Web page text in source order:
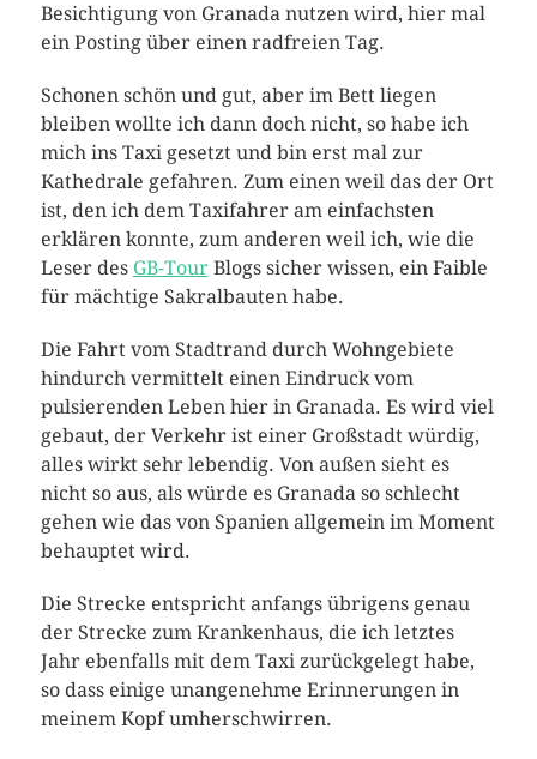
Besichtigung von Granada nutzen wird, hier mal
ein Posting über einen radfreien Tag.
Schonen schön und gut, aber im Bett liegen
bleiben wollte ich dann doch nicht, so habe ich
mich ins Taxi gesetzt und bin erst mal zur
Kathedrale gefahren. Zum einen weil das der Ort
ist, den ich dem Taxifahrer am einfachsten
erklären konnte, zum anderen weil ich, wie die
Leser des GB-TourBlogs sicher wissen, ein Faible
für mächtige Sakralbauten habe.
Die Fahrt vom Stadtrand durch Wohngebiete
hindurch vermittelt einen Eindruck vom
pulsierenden Leben hier in Granada. Es wird viel
gebaut, der Verkehr ist einer Großstadt würdig,
alles wirkt sehr lebendig. Von außen sieht es
nicht so aus, als würde es Granada so schlecht
gehen wie das von Spanien allgemein im Moment
behauptet wird.
Die Strecke entspricht anfangs übrigens genau
der Strecke zum Krankenhaus, die ich letztes
Jahr ebenfalls mit dem Taxi zurückgelegt habe,
so dass einige unangenehme Erinnerungen in
meinem Kopf umherschwirren.